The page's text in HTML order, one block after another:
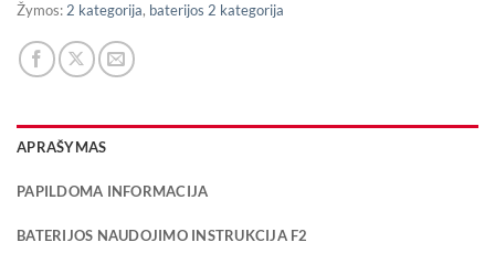
Žymos: 2 kategorija, baterijos 2 kategorija
APRAŠYMAS
PAPILDOMA INFORMACIJA
BATERIJOS NAUDOJIMO INSTRUKCIJA F2